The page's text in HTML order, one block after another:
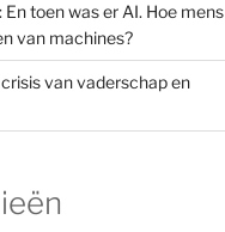
toen was er AI. Hoe mens
van machines?
crisis van vaderschap en